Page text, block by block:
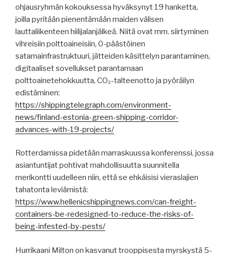
ohjausryhmän kokouksessa hyväksynyt 19 hanketta,
joilla pyritään pienentämään maiden välisen
lauttaliikenteen hiilijalanjälkeä. Niitä ovat mm. siirtyminen
vihreisiin polttoaineisiin, 0-päästöinen
satamainfrastruktuuri, jätteiden käsittelyn parantaminen,
digitaaliset sovellukset parantamaan
polttoainetehokkuutta, CO₂-talteenotto ja pyöräilyn
edistäminen:
https://shippingtelegraph.com/environment-
news/finland-estonia-green-shipping-corridor-
advances-with-19-projects/
Rotterdamissa pidetään marraskuussa konferenssi, jossa
asiantuntijat pohtivat mahdollisuutta suunnitella
merikontti uudelleen niin, että se ehkäisisi vieraslajien
tahatonta leviämistä:
https://www.hellenicshippingnews.com/can-freight-
containers-be-redesigned-to-reduce-the-risks-of-
being-infested-by-pests/
Hurrikaani Milton on kasvanut trooppisesta myrskystä 5-